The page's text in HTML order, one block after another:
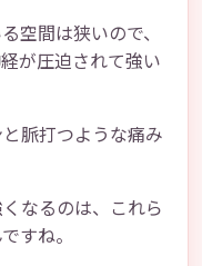
空間は狭いので、
が圧迫されて強い
脈打つような痛み
なるのは、これら
すね。